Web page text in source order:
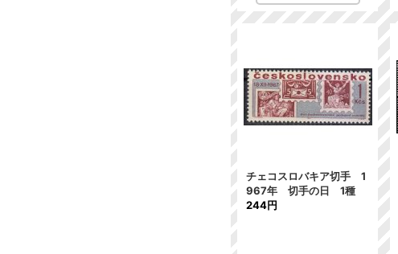
チェコスロバキア切手 1
967年 切手の日 1種
244円